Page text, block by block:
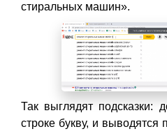
стиральных машин».
Так выглядят подсказки:
строке букву, и выводятся